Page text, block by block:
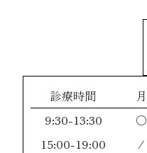
診療時間 月
9:30-13:30
〇
15:00-19:00
/